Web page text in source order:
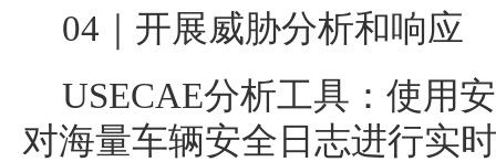
04｜开展威胁分析和响应
USECAE分析工具：使用
对海量车辆安全日志进行实